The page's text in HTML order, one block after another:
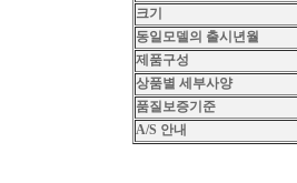
크기
동일모델의 출시년월
제품구성
상품별 세부사양
품질보증기준
A/S 안내